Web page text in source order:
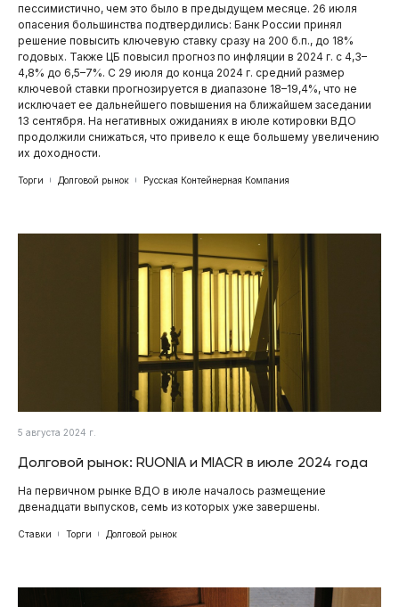
пессимистично, чем это было в предыдущем месяце. 26 июля
опасения большинства подтвердились: Банк России принял
решение повысить ключевую ставку сразу на 200 б.п., до 18%
годовых. Также ЦБ повысил прогноз по инфляции в 2024 г. с 4,3–
4,8% до 6,5–7%. С 29 июля до конца 2024 г. средний размер
ключевой ставки прогнозируется в диапазоне 18–19,4%, что не
исключает ее дальнейшего повышения на ближайшем заседании
13 сентября. На негативных ожиданиях в июле котировки ВДО
продолжили снижаться, что привело к еще большему увеличению
их доходности.
Торги Долговой рынок Русская Контейнерная Компания
5 августа 2024 г.
Долговой рынок: RUONIA и MIACR в июле 2024 года
На первичном рынке ВДО в июле началось размещение
двенадцати выпусков, семь из которых уже завершены.
Ставки Торги Долговой рынок